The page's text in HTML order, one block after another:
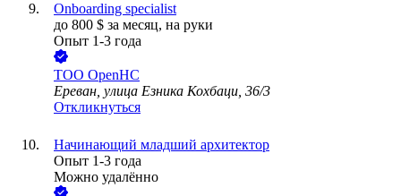
Onboarding specialist
до 800 $ за месяц, на руки
Опыт 1-3 года
ТОО OpenHC
Ереван, улица Езника Кохбаци, 36/3
Откликнуться
Начинающий младший архитектор
Опыт 1-3 года
Можно удалённо